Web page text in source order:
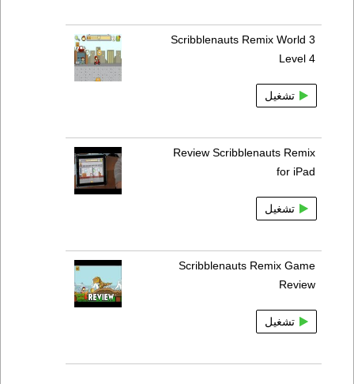
Scribblenauts Remix World 3
Level 4
تشغيل
Review Scribblenauts Remix
for iPad
تشغيل
Scribblenauts Remix Game
Review
تشغيل